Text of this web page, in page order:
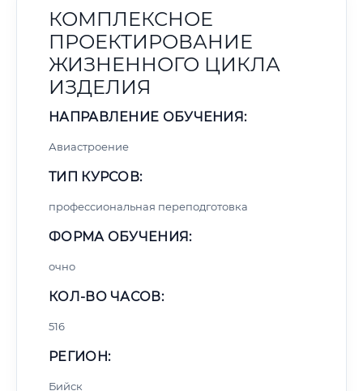
КОМПЛЕКСНОЕ
ПРОЕКТИРОВАНИЕ
ЖИЗНЕННОГО ЦИКЛА
ИЗДЕЛИЯ
НАПРАВЛЕНИЕ ОБУЧЕНИЯ:
Авиастроение
ТИП КУРСОВ:
профессиональная переподготовка
ФОРМА ОБУЧЕНИЯ:
очно
КОЛ-ВО ЧАСОВ:
516
РЕГИОН:
Бийск